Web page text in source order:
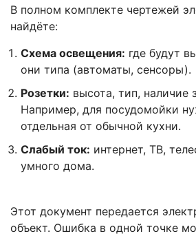
В полном комплекте чертежей
найдёте:
Схема освещения: где будут
они типа (автоматы, сенсоры).
Розетки: высота, тип, наличие
Например, для посудомойки
отдельная от обычной кухни.
Слабый ток: интернет, ТВ,
умного дома.
Этот документ передается
объект. Ошибка в одной точке